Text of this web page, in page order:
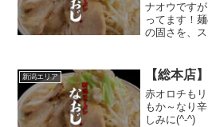
ナオウです
ってます！
の固さを、
新潟エリア 【総本店
赤オロチも
もか～なり
しみに(^-^)